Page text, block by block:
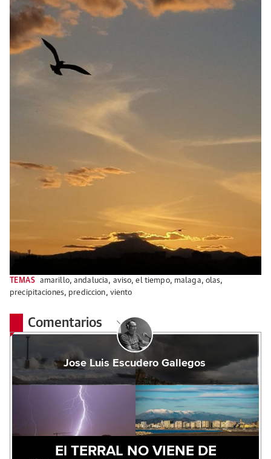
TEMAS amarillo,andalucia, aviso,el tiempo, malaga, olas,
precipitaciones, prediccion, viento
Comentarios
Jose Luis Escudero Gallegos
El TERRAL NO VIENE DE